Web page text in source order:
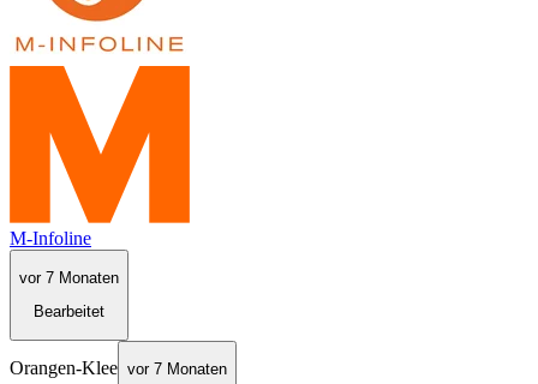
M-Infoline
vor 7 Monaten
Bearbeitet
Orangen-Klee vor 7 Monaten